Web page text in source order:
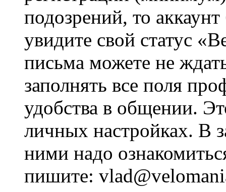
подозрений, то
увидите свой статус
письма можете не
заполнять все поля
удобства в общении.
личных настройках. В
ними надо
пишите: